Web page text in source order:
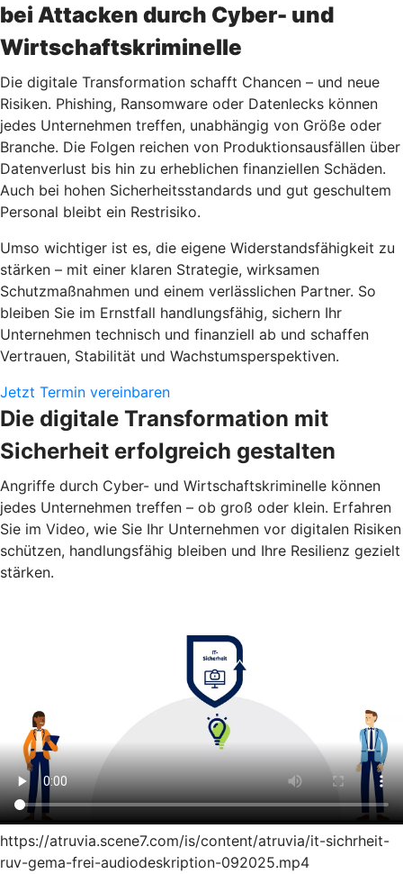
bei Attacken durch Cyber- und
Wirtschaftskriminelle
Die digitale Transformation schafft Chancen – und neue
Risiken. Phishing, Ransomware oder Datenlecks können
jedes Unternehmen treffen, unabhängig von Größe oder
Branche. Die Folgen reichen von Produktionsausfällen über
Datenverlust bis hin zu erheblichen finanziellen Schäden.
Auch bei hohen Sicherheitsstandards und gut geschultem
Personal bleibt ein Restrisiko.
Umso wichtiger ist es, die eigene Widerstandsfähigkeit zu
stärken – mit einer klaren Strategie, wirksamen
Schutzmaßnahmen und einem verlässlichen Partner. So
bleiben Sie im Ernstfall handlungsfähig, sichern Ihr
Unternehmen technisch und finanziell ab und schaffen
Vertrauen, Stabilität und Wachstumsperspektiven.
Jetzt Termin vereinbaren
Die digitale Transformation mit
Sicherheit erfolgreich gestalten
Angriffe durch Cyber- und Wirtschaftskriminelle können
jedes Unternehmen treffen – ob groß oder klein. Erfahren
Sie im Video, wie Sie Ihr Unternehmen vor digitalen Risiken
schützen, handlungsfähig bleiben und Ihre Resilienz gezielt
stärken.
https://atruvia.scene7.com/is/content/atruvia/it-sichrheit-
ruv-gema-frei-audiodeskription-092025.mp4